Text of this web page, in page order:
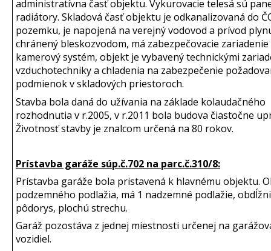
administratívna časť objektu. Vykurovacie telesá sú
radiátory. Skladová časť objektu je odkanalizovaná do
pozemku, je napojená na verejný vodovod a prívod
chránený bleskozvodom, má zabezpečovacie zariadenie
kamerový systém, objekt je vybavený technickými
vzduchotechniky a chladenia na zabezpečenie
podmienok v skladových priestoroch.
Stavba bola daná do užívania na základe kolaudačného
rozhodnutia v r.2005, v r.2011 bola budova čiastočne
Životnosť stavby je znalcom určená na 80 rokov.
Prístavba garáže súp.č.702 na parc.č.310/8:
Prístavba garáže bola pristavená k hlavnému objektu.
podzemného podlažia, má 1 nadzemné podlažie,
pôdorys, plochú strechu.
Garáž pozostáva z jednej miestnosti určenej na
vozidiel.